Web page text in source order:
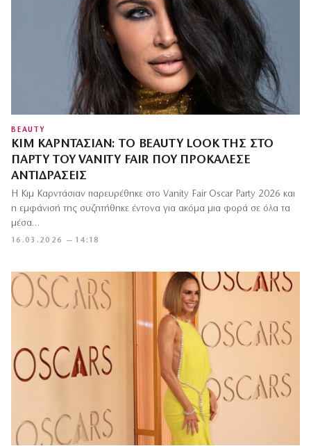
BEAUTY
ΚΙΜ ΚΑΡΝΤΆΣΙΑΝ: ΤΟ BEAUTY LOOK ΤΗΣ ΣΤΟ
ΠΆΡΤΥ ΤΟΥ VANITY FAIR ΠΟΥ ΠΡΟΚΆΛΕΣΕ
ΑΝΤΙΔΡΆΣΕΙΣ
16.03.2026 — 14:18
Η Κιμ Καρντάσιαν παρευρέθηκε στο Vanity Fair Oscar Party 2026 και
η εμφάνισή της συζητήθηκε έντονα για ακόμα μια φορά σε όλα τα
μέσα…